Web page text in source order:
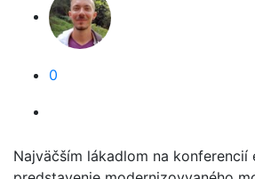
0
Najväčším lákadlom na konferencií